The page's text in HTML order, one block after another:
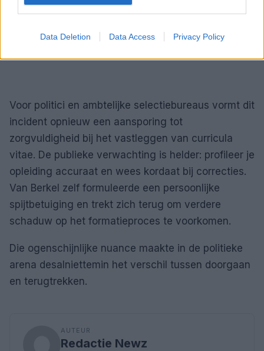
Data Deletion Data Access Privacy Policy
Voor politici en ambtelijke selectiebureaus vormt dit
incident opnieuw een aansporing tot
zorgvuldigheid bij het vastleggen van curricula
vitae. De publieke verwachting is helder: profileer je
opleiding accuraat en wees kordaat bij correcties.
Van Berkel zelf formuleerde een persoonlijke
spijtbetuiging en trekt zich terug om verdere
schaduw op het formatieproces te voorkomen.
Die ogenschijnlijke nuance maakte in de politieke
arena desalniettemin het verschil tussen doorgaan
en terugtrekken.
AUTEUR
Redactie Newz